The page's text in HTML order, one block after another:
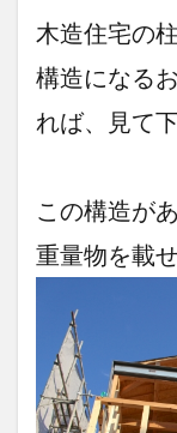
木造住宅の
構造になる
れば、見て下
この構造が
重量物を載